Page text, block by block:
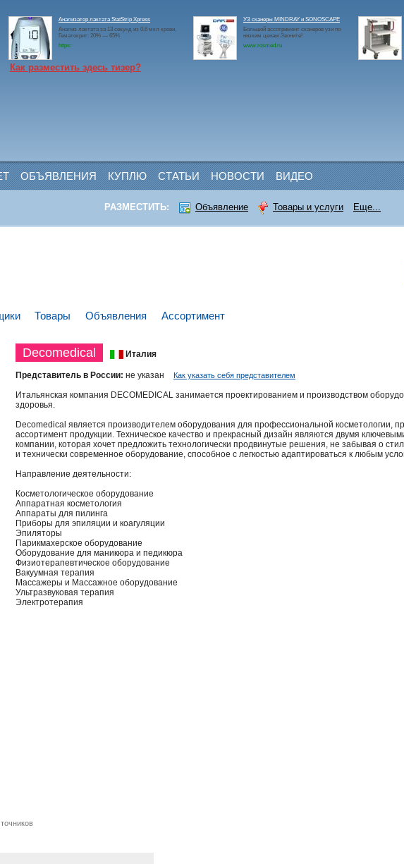
Анализатор лактата StatStrip Xpress
Анализ лактата за 13 секунд из 0,6 мкл крови,
Гематокрит: 20% — 65%
https:
УЗ сканеры MINDRAY и SONOSCAPE
Большой ассотримент сканеров узи по
низким ценам.Звоните!
www.rosmed.ru
Как разместить здесь тизер?
ОБЪЯВЛЕНИЯ КУПЛЮ СТАТЬИ НОВОСТИ ВИДЕО
РАЗМЕСТИТЬ: Объявление Товары и услуги Еще...
Товары Объявления Ассортимент
Decomedical Италия
Представитель в России: не указан Как указать себя представителем
Итальянская компания DECOMEDICAL занимается проектированием и производством
здоровья.
Decomedical является производителем оборудования для профессиональной косметологии,
ассортимент продукции. Техническое качество и прекрасный дизайн являются двумя
компании, которая хочет предложить технологически продвинутые решения, не забывая о
и технически современное оборудование, способное с легкостью адаптироваться к любым
Направление деятельности:
Косметологическое оборудование
Аппаратная косметология
Аппараты для пилинга
Приборы для эпиляции и коагуляции
Эпиляторы
Парикмахерское оборудование
Оборудование для маникюра и педикюра
Физиотерапевтическое оборудование
Вакуумная терапия
Массажеры и Массажное оборудование
Ультразвуковая терапия
Электротерапия